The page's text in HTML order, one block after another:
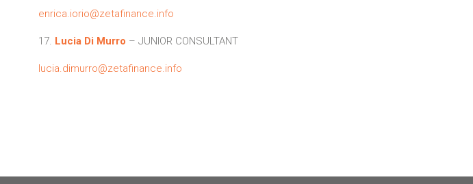
enrica.iorio@zetafinance.info
17. Lucia Di Murro – JUNIOR CONSULTANT
lucia.dimurro@zetafinance.info